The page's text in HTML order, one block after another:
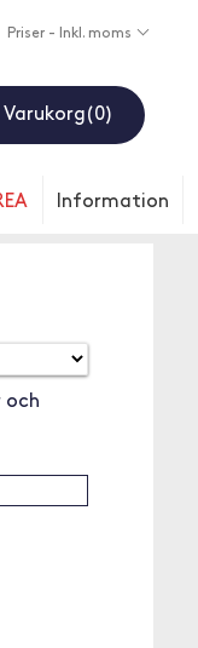
Priser - Inkl. moms
Varukorg 0
Information
och